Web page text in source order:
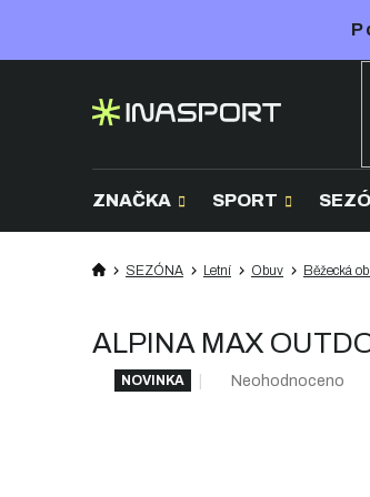
ZNAČKA SPORT
SEZÓNA Letní Obuv Běžecká
ALPINA MAX
NOVINKA
Průměrné
Neohodnoceno